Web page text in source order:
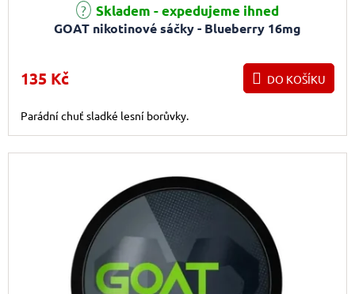
GOAT nikotinové sáčky - Blueberry 16mg
Průměrné hodnocení produktu je 5,0 z 5 hvězdiček.
Skladem - expedujeme ihned
135 Kč DO KOŠÍKU
Parádní chuť sladké lesní borůvky.